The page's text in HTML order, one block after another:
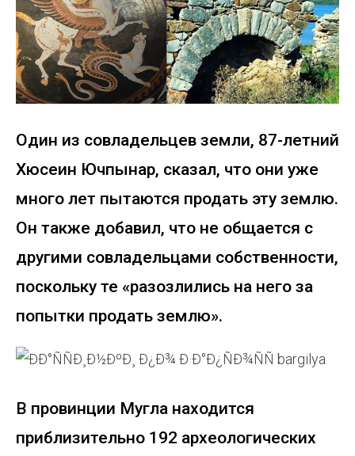
Один из совладельцев земли, 87-летний
Хюсеин Ючпынар, сказал, что они уже
много лет пытаются продать эту землю.
Он также добавил, что не общается с
другими совладельцами собственности,
поскольку те «разозлились на него за
попытки продать землю».
В провинции Мугла находится
приблизительно 192 археологических